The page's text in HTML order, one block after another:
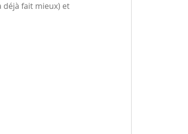
fait mieux) et